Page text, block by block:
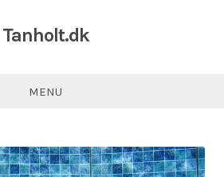
Tanholt.dk
MENU